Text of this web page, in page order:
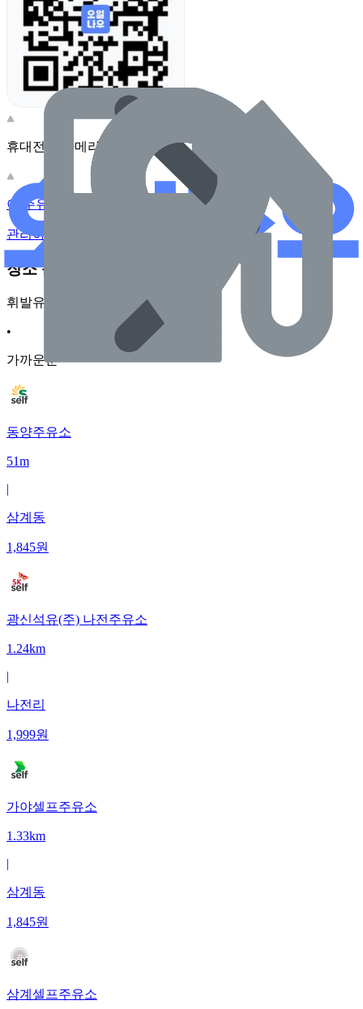
휴대전화 카메라로 찍어보세요
이 주유소의 사장님이신가요?
관리하기
장소 근처 주유소
휘발유
•
가까운순
동양주유소
51m
|
삼계동
1,845원
광신석유(주) 나전주유소
1.24km
|
나전리
1,999원
가야셀프주유소
1.33km
|
삼계동
1,845원
삼계셀프주유소